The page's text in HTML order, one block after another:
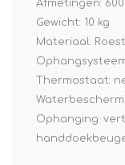
Afmetingen: 600
Gewicht: 10 kg
Materiaal:
Thermostaat:
Ophanging: